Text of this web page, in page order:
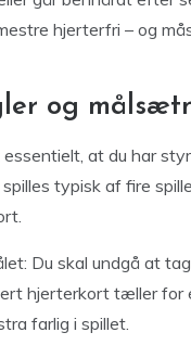
hjerterfri – og
og
at du har
typisk af fire
Du skal undgå at
hjerterkort tæller
farlig i spillet.